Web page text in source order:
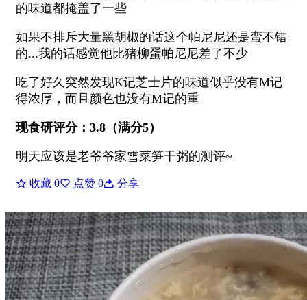
的味道都掩盖了一些
如果不排斥大量黑胡椒的话这个帕尼尼还是蛮不错
的...我的话感觉他比猪柳蛋帕尼尼差了不少
吃了好久突然发现K记芝士片的味道似乎没有M记
得浓厚，而且颜色也没有M记的重
现食研评分：3.8（满分5）
明天应该是老爷爷家雪菜笋干粥的测评~
收藏 0 点赞 0 分享